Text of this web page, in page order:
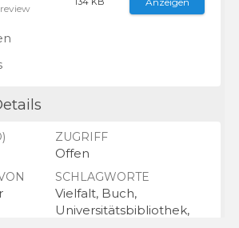
ZUGRIFF
Offen
SCHLAGWORTE
Vielfalt, Buch,
Universitätsbibliothek,